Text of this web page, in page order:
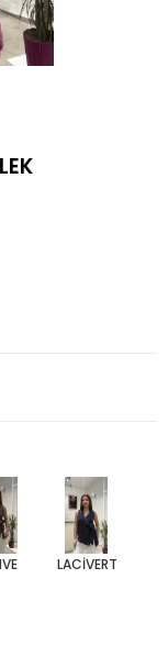
LACİVERT